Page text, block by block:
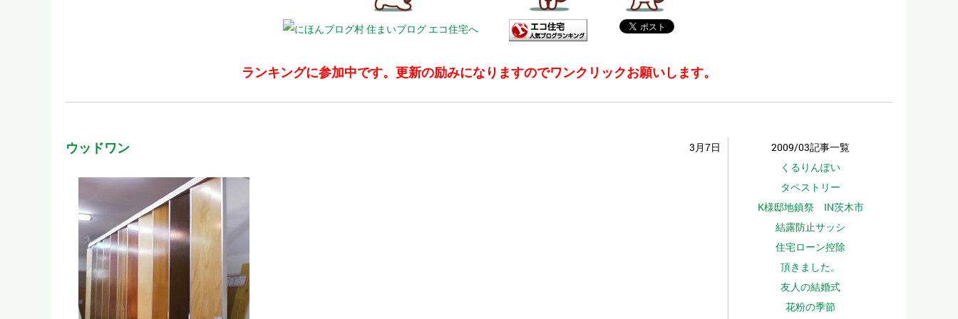
ランキングに参加中です。更新の励みになりますのでワンクリックお願いします。
ウッドワン 3月7日
2009/03記事一覧
くるりんぽい
タペストリー
K様邸地鎮祭 IN茨木市
結露防止サッシ
住宅ローン控除
頂きました。
友人の結婚式
花粉の季節